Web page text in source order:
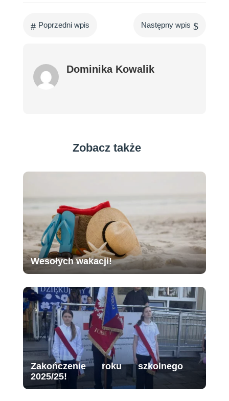
# Poprzedni wpis Następny wpis $
Dominika Kowalik
Zobacz także
Wesołych wakacji!
Zakończenie roku szkolnego
2025/25!